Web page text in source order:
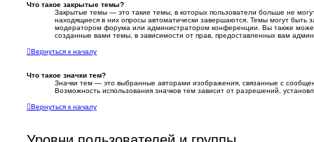
Что такое закрытые темы?
Закрытые темы — это такие темы, в которых пользователи больше не
находящиеся в них опросы автоматически завершаются. Темы могут быть
модератором форума или администратором конференции. Вы также
созданные вами темы, в зависимости от прав, предоставленных вам
Вернуться к началу
Что такое значки тем?
Значки тем — это выбранные авторами изображения, связанные с
Возможность использования значков тем зависит от разрешений,
Вернуться к началу